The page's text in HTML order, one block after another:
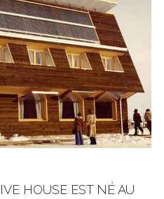
HOUSE EST NÉ AU